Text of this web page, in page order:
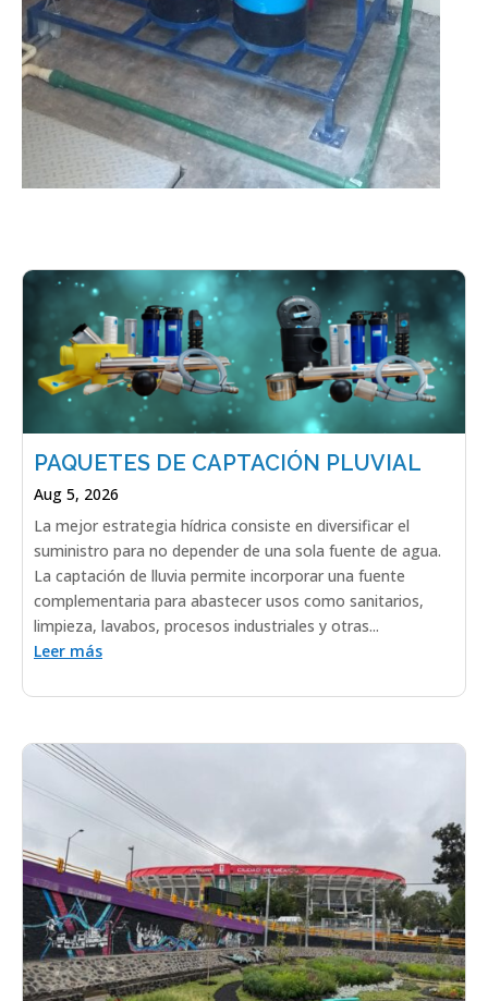
PAQUETES DE CAPTACIÓN PLUVIAL
Aug 5, 2026
La mejor estrategia hídrica consiste en diversificar el
suministro para no depender de una sola fuente de agua.
La captación de lluvia permite incorporar una fuente
complementaria para abastecer usos como sanitarios,
limpieza, lavabos, procesos industriales y otras...
Leer más